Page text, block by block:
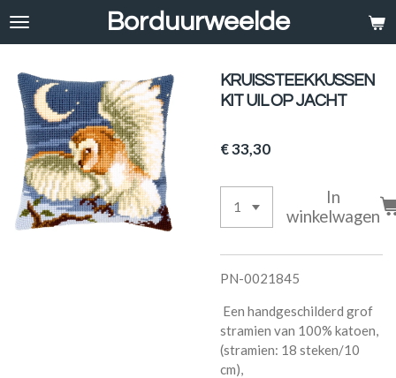
Ga
de
hoofdinhoud
Borduurweelde
KRUISSTEEKKUSSEN
KIT UIL OP JACHT
€ 33,30
In
winkelwagen
PN-0021845
Een handgeschilderd grof
stramien van 100% katoen,
(stramien: 18 steken/10
cm),